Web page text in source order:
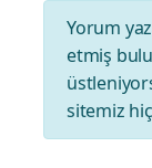
Yorum
etmiş
sitemiz